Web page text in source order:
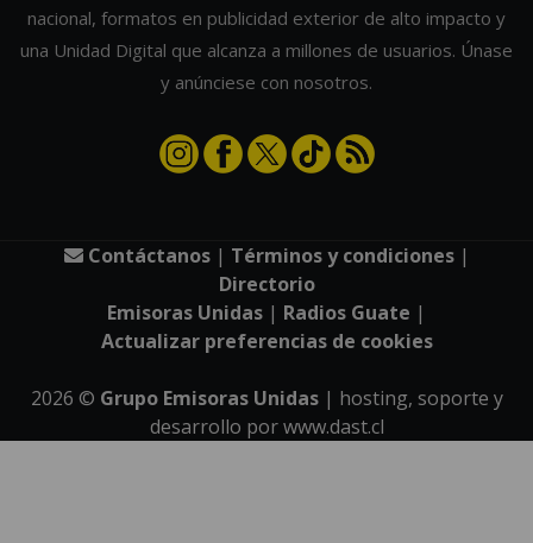
nacional, formatos en publicidad exterior de alto impacto y
una Unidad Digital que alcanza a millones de usuarios. Únase
y anúnciese con nosotros.
Contáctanos| Términos y condiciones|
Directorio
Emisoras Unidas | Radios Guate |
Actualizar preferencias de cookies
2026 © Grupo Emisoras Unidas| hosting, soporte y
desarrollo porwww.dast.cl